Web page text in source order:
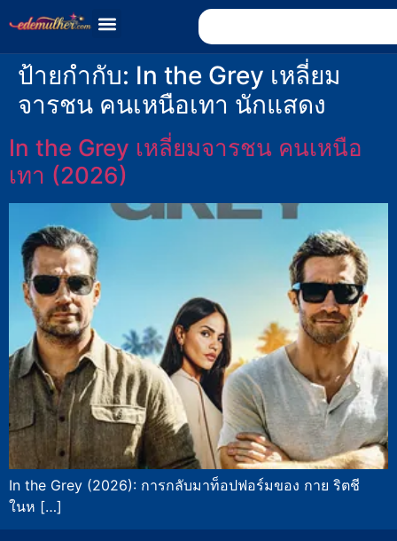
ป้ายกำกับ: In the Grey เหลี่ยม
จารชน คนเหนือเทา นักแสดง
In the Grey เหลี่ยมจารชน คนเหนือ
เทา (2026)
In the Grey (2026): การกลับมาท็อปฟอร์มของ กาย ริตชี
ในห […]